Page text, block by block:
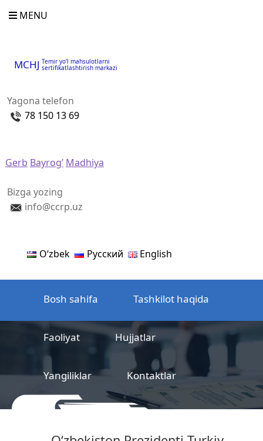
MENU
MCHJ Temir yo‘l mahsulotlarni
sertifikatlashtirish markazi
Yagona telefon
78 150 13 69
Gerb Bayrog’ Madhiya
Bizga yozing
info@ccrp.uz
Oʻzbek Русский English
Bosh sahifa Tashkilot haqida
Faoliyat Hujjatlar
Yangiliklar Kontaktlar
sertifikatlashtirish markazi